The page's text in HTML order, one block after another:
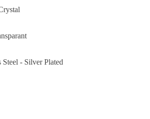
Steel - Silver Plated